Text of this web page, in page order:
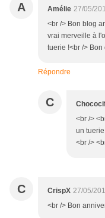
A Amélie 27/05/
<br /> Bon blog
vrai merveille à
tuerie !<br />
Répondre
C
<br />
un
<br />
C CrispX 27/05/
<br /> Bon